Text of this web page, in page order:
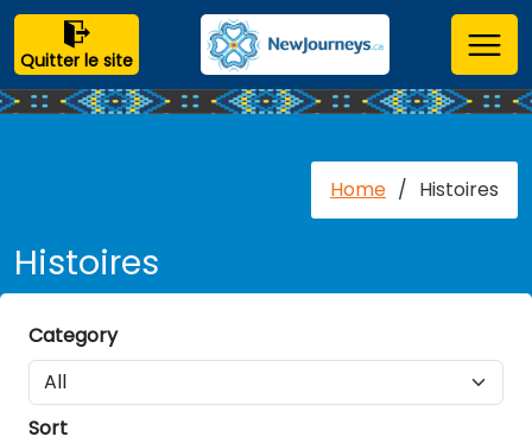
Quitter le site
Home / Histoires
Histoires
Category
Sort